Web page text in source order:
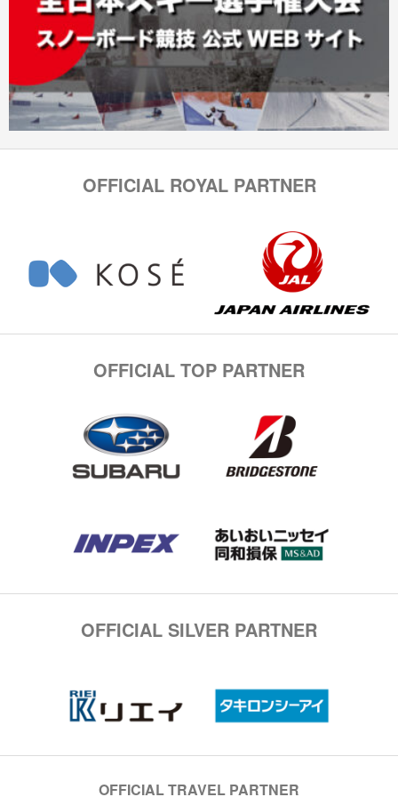
OFFICIAL ROYAL PARTNER
OFFICIAL TOP PARTNER
OFFICIAL SILVER PARTNER
OFFICIAL TRAVEL PARTNER